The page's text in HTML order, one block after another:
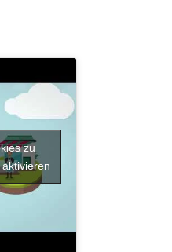
zu